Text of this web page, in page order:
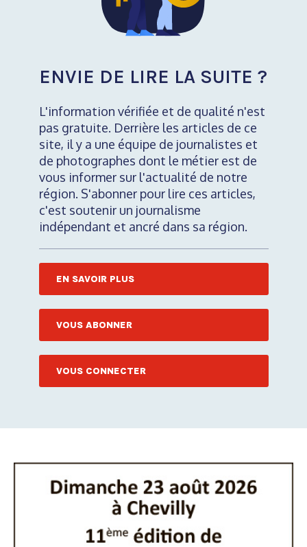
ENVIE DE LIRE LA SUITE ?
L'information vérifiée et de qualité n'est
pas gratuite. Derrière les articles de ce
site, il y a une équipe de journalistes et
de photographes dont le métier est de
vous informer sur l'actualité de notre
région. S'abonner pour lire ces articles,
c'est soutenir un journalisme
indépendant et ancré dans sa région.
EN SAVOIR PLUS
VOUS ABONNER
VOUS CONNECTER